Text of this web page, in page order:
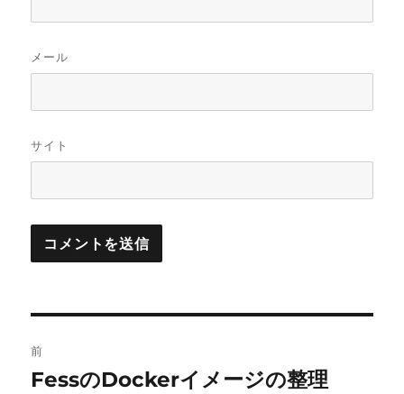
メール
サイト
稿
前
前
FessのDockerイメージの整理